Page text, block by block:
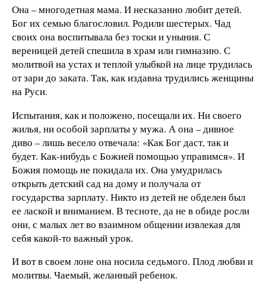
Она – многодетная мама. И несказанно любит детей.
Бог их семью благословил. Родили шестерых. Чад
своих она воспитывала без тоски и уныния. С
вереницей детей спешила в храм или гимназию. С
молитвой на устах и теплой улыбкой на лице трудилась
от зари до заката. Так, как издавна трудились женщины
на Руси.
Испытания, как и положено, посещали их. Ни своего
жилья, ни особой зарплаты у мужа. А она – дивное
диво – лишь весело отвечала: «Как Бог даст, так и
будет. Как-нибудь с Божией помощью управимся». И
Божия помощь не покидала их. Она умудрилась
открыть детский сад на дому и получала от
государства зарплату. Никто из детей не обделен был
ее лаской и вниманием. В тесноте, да не в обиде росли
они, с малых лет во взаимном общении извлекая для
себя какой-то важный урок.
И вот в своем лоне она носила седьмого. Плод любви и
молитвы. Чаемый, желанный ребенок.